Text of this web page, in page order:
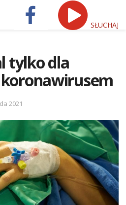
SŁUCHAJ
tylko dla
2021